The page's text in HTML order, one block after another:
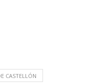
CASTELLÓN